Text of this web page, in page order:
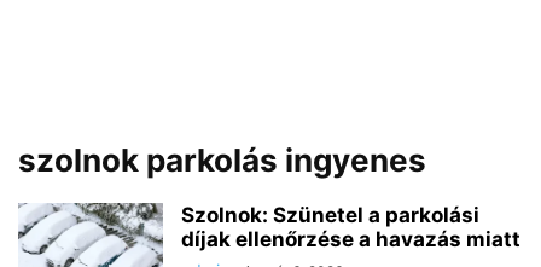
szolnok parkolás ingyenes
Szolnok: Szünetel a parkolási
díjak ellenőrzése a havazás miatt